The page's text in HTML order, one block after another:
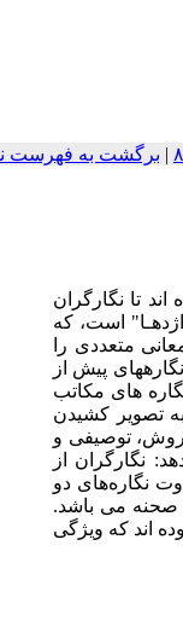
| برگشت به فهرست
تا نگارگران
است، که
متعددی را
پیش از
های مکاتب
تصویر کشیدن
روش، توصیفی و
نگارگران از
نگاره‌های دو
صحنه می باشد.
اند که ویژگی